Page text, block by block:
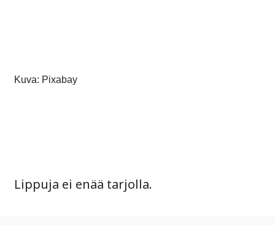
Kuva: Pixabay
Lippuja ei enää tarjolla.